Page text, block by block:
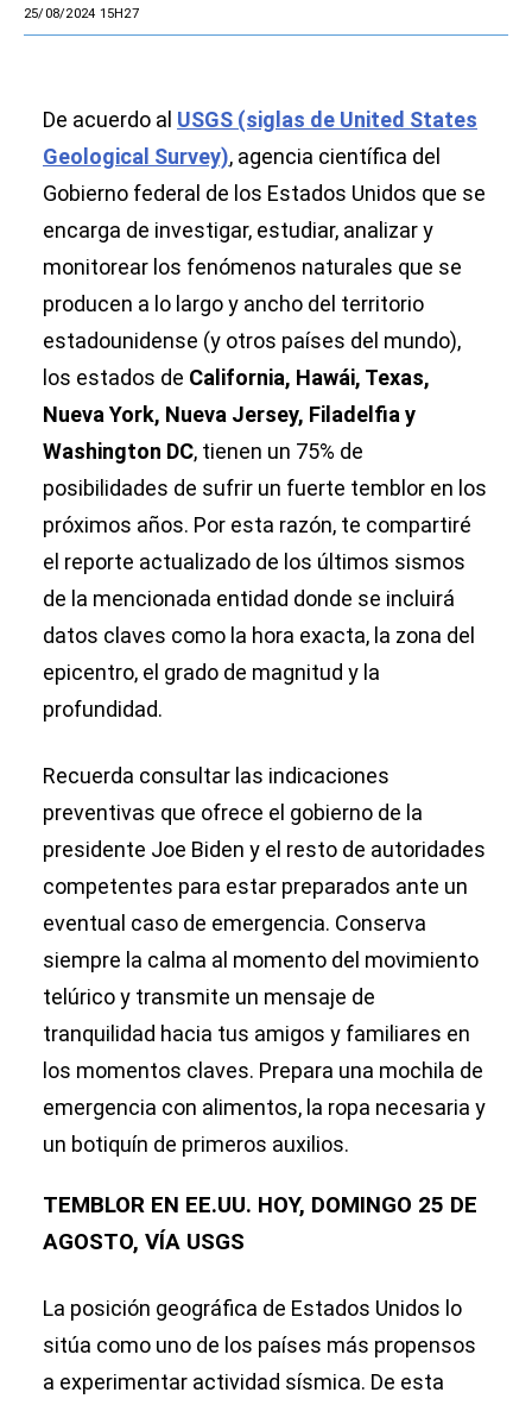
25/08/2024 15H27
De acuerdo al USGS (siglas de United States
Geological Survey), agencia científica del
Gobierno federal de los Estados Unidos que se
encarga de investigar, estudiar, analizar y
monitorear los fenómenos naturales que se
producen a lo largo y ancho del territorio
estadounidense (y otros países del mundo),
los estados de California, Hawái, Texas,
Nueva York, Nueva Jersey, Filadelfia y
Washington DC, tienen un 75% de
posibilidades de sufrir un fuerte temblor en los
próximos años. Por esta razón, te compartiré
el reporte actualizado de los últimos sismos
de la mencionada entidad donde se incluirá
datos claves como la hora exacta, la zona del
epicentro, el grado de magnitud y la
profundidad.
Recuerda consultar las indicaciones
preventivas que ofrece el gobierno de la
presidente Joe Biden y el resto de autoridades
competentes para estar preparados ante un
eventual caso de emergencia. Conserva
siempre la calma al momento del movimiento
telúrico y transmite un mensaje de
tranquilidad hacia tus amigos y familiares en
los momentos claves. Prepara una mochila de
emergencia con alimentos, la ropa necesaria y
un botiquín de primeros auxilios.
TEMBLOR EN EE.UU. HOY, DOMINGO 25 DE
AGOSTO, VÍA USGS
La posición geográfica de Estados Unidos lo
sitúa como uno de los países más propensos
a experimentar actividad sísmica. De esta